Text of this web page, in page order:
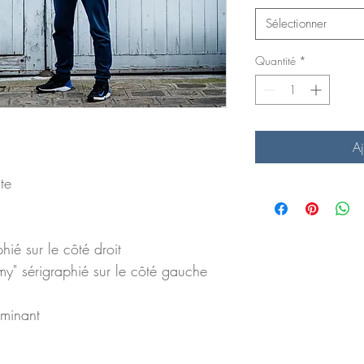
sur le côté droit
sérigraphié sur le côté gauche
Sélectionner
Quantité *